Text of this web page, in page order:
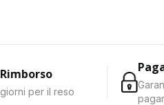
per il reso